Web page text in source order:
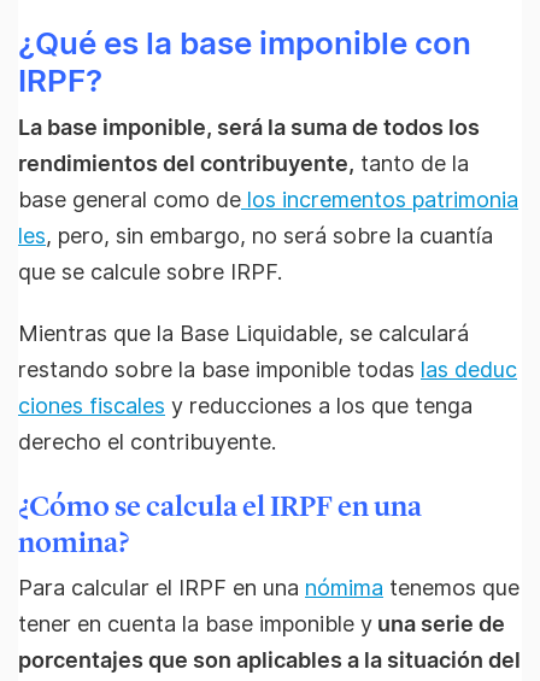
¿Qué es la base imponible con
IRPF?
La base imponible, será la suma de todos los
rendimientos del contribuyente, tanto de la
base general como de los incrementos patrimonia
les, pero, sin embargo, no será sobre la cuantía
que se calcule sobre IRPF.
Mientras que la Base Liquidable, se calculará
restando sobre la base imponible todas las deduc
ciones fiscales y reducciones a los que tenga
derecho el contribuyente.
¿Cómo se calcula el IRPF en una
nomina?
Para calcular el IRPF en una nómima tenemos que
tener en cuenta la base imponible y una serie de
porcentajes que son aplicables a la situación del